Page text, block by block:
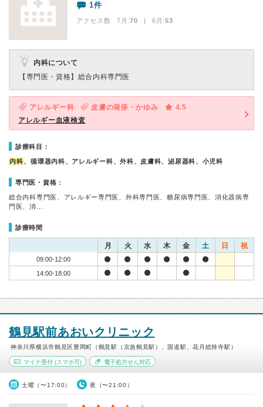
1件
アクセス数 7月:70 | 6月:53
内科について
【専門医・資格】 総合内科専門医
アレルギー科 皮膚の発疹・かゆみ
4.5
アレルギー血液検査
診療科目：
内科、循環器内科、アレルギー科、外科、皮膚科、泌尿器科、小児科
専門医・資格：
総合内科専門医、アレルギー専門医、外科専門医、糖尿病専門医、消化器病専
門医、消…
診療時間
月 火 水 木 金 土 日 祝
09:00-12:00
14:00-18:00
鶴見駅前あおいクリニック
神奈川県横浜市鶴見区豊岡町（鶴見駅（京急鶴見駅）、国道駅、花月総持寺駅）
マイナ受付 (スマホ可) 電子処方せん対応
土曜（〜17:00） 夜（〜21:00）